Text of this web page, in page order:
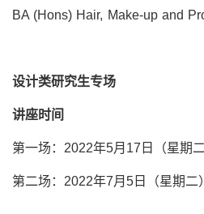
BA (Hons) Hair, Make-up and
设计类研究生专场
讲座时间
第一场：2022年5月17日（星期
第二场：2022年7月5日（星期二